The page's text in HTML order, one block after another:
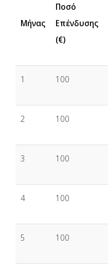
Μήνας
Ποσό
Επένδυσης
(€)
1 100
2 100
3 100
4 100
5 100